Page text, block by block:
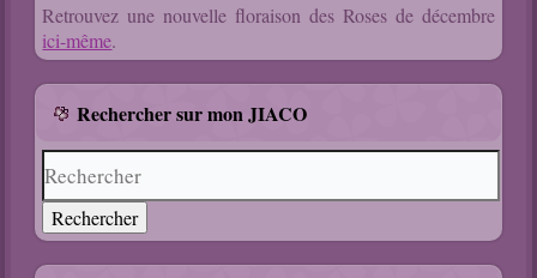
Retrouvez une nouvelle floraison des Roses de décembre
ici-même.
Rechercher sur mon JIACO